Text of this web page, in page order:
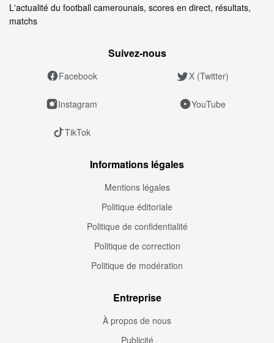
L'actualité du football camerounais, scores en direct, résultats,
matchs
Suivez‑nous
Facebook X (Twitter)
Instagram YouTube
TikTok
Informations légales
Mentions légales
Politique éditoriale
Politique de confidentialité
Politique de correction
Politique de modération
Entreprise
À propos de nous
Publicité